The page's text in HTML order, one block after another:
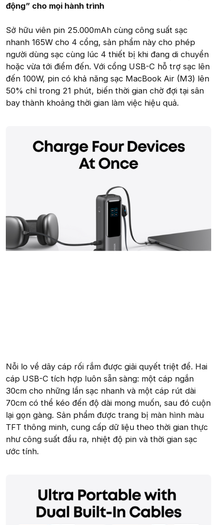
động” cho mọi hành trình
Sở hữu viên pin 25.000mAh cùng công suất sạc
nhanh 165W cho 4 cổng, sản phẩm này cho phép
người dùng sạc cùng lúc 4 thiết bị khi đang di chuyển
hoặc vừa tới điểm đến. Với cổng USB-C hỗ trợ sạc lên
đến 100W, pin có khả năng sạc MacBook Air (M3) lên
50% chỉ trong 21 phút, biến thời gian chờ đợi tại sân
bay thành khoảng thời gian làm việc hiệu quả.
Nỗi lo về dây cáp rối rắm được giải quyết triệt để. Hai
cáp USB-C tích hợp luôn sẵn sàng: một cáp ngắn
30cm cho những lần sạc nhanh và một cáp rút dài
70cm có thể kéo đến độ dài mong muốn, sau đó cuộn
lại gọn gàng. Sản phẩm được trang bị màn hình màu
TFT thông minh, cung cấp dữ liệu theo thời gian thực
như công suất đầu ra, nhiệt độ pin và thời gian sạc
ước tính.